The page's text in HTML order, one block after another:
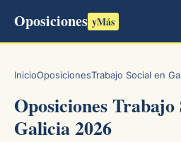
Oposiciones yMás
InicioOposicionesTrabajo Social en
Oposiciones Trabajo
Galicia 2026